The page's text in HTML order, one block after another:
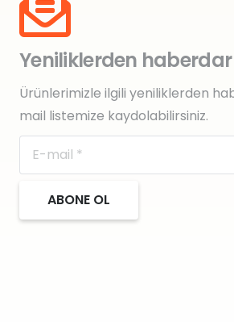
Yeniliklerden
Ürünlerimizle ilgili yeniliklerden
mail listemize kaydolabilirsiniz.
ABONE OL